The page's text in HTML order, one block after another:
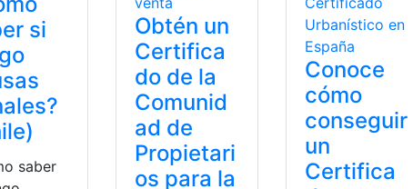
si
saber
Obtén un
Certifica
do de la
Comunid
ad de
Propietari
os para la
Conoce
cómo
conseguir
un
Certifica